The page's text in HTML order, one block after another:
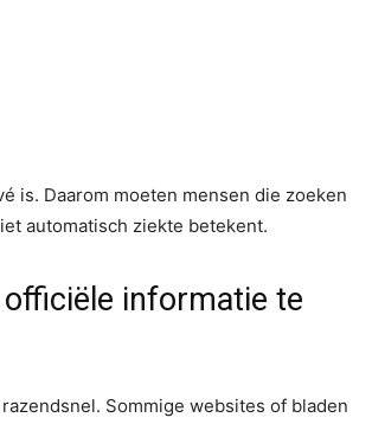
is. Daarom moeten mensen die zoeken
automatisch ziekte betekent.
informatie te
Sommige websites of bladen